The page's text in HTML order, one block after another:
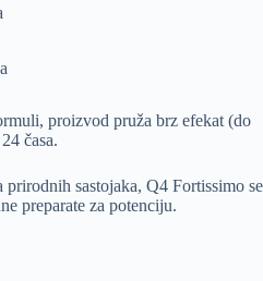
proizvod pruža brz efekat (do
časa.
sastojaka, Q4 Fortissimo se
preparate za potenciju.